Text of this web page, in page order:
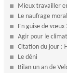
Mieux travailler
Le naufrage
En guise de vœux
Agir pour le
Citation du jour :
Le déni
Bilan un an de